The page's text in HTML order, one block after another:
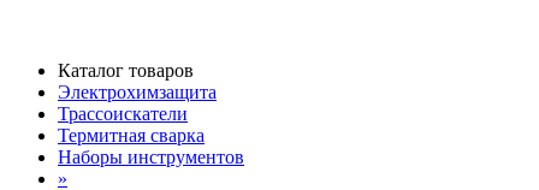
Каталог товаров
Электрохимзащита
Трассоискатели
Термитная сварка
Наборы инструментов
»